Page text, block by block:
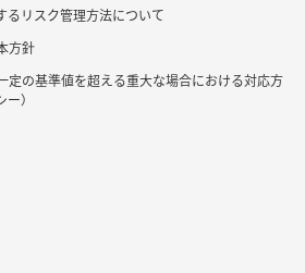
るリスク管理方法について
方針
定の基準値を超える重大な場合における対応方
）